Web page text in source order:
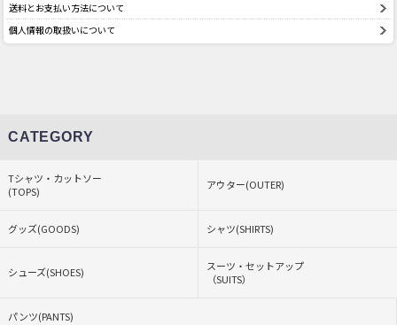
送料とお支払い方法について
個人情報の取扱いについて
CATEGORY
Tシャツ・カットソー
(TOPS)
アウター(OUTER)
グッズ(GOODS) シャツ(SHIRTS)
シューズ(SHOES)
スーツ・セットアップ
（SUITS）
パンツ(PANTS)